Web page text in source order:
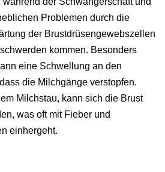
Problemen durch die
der Brustdrüsengewebszellen
kommen. Besonders
eine Schwellung an den
die Milchgänge verstopfen.
Milchstau, kann sich die Brust
was oft mit Fieber und
einhergeht.